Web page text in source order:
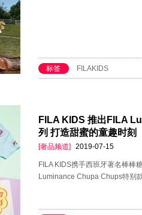
标签 FILAKIDS
FILA KIDS 推出FILA
列 打造甜蜜的童趣时刻
[奢品频道] 2019-07-15
FILA KIDS携手西班牙著名棒棒
Luminance Chupa Chups特别